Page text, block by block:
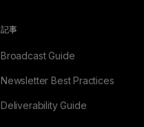
記事
Broadcast Guide
Newsletter Best Practices
Deliverability Guide